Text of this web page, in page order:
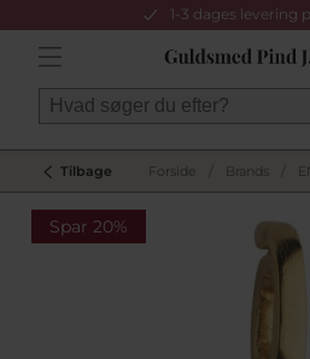
1-3 dages levering
Tilbage Forside Brands
Spar 20%